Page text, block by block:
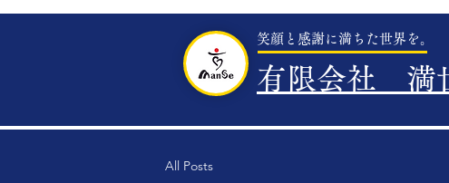
笑顔と感謝に満ちた世界を。
有限会社 満
All Posts